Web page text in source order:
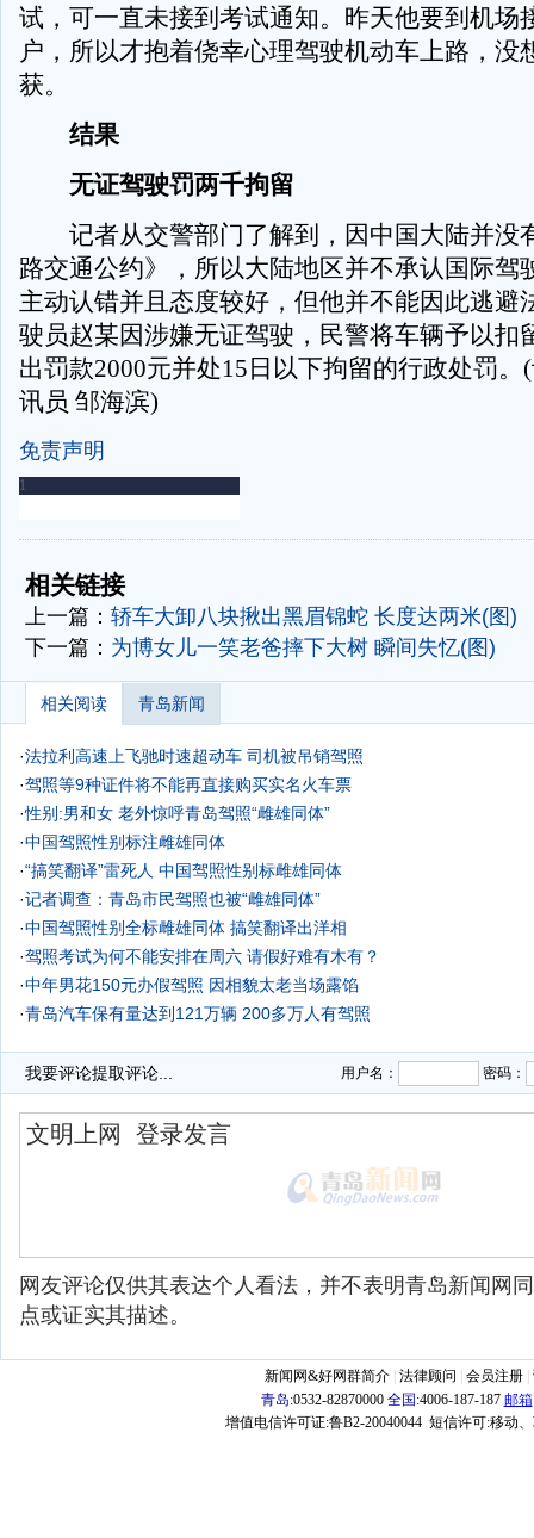
试，可一直未接到考试通知。昨天他要到机场
户，所以才抱着侥幸心理驾驶机动车上路，没
获。
结果
无证驾驶罚两千拘留
记者从交警部门了解到，因中国大陆并没
路交通公约》，所以大陆地区并不承认国际驾
主动认错并且态度较好，但他并不能因此逃避
驶员赵某因涉嫌无证驾驶，民警将车辆予以扣
出罚款2000元并处15日以下拘留的行政处罚。
讯员 邹海滨)
免责声明
-
相关链接
上一篇： 轿车大卸八块揪出黑眉锦蛇 长度达两米(图)
下一篇： 为博女儿一笑老爸摔下大树 瞬间失忆(图)
相关阅读 青岛新闻
·法拉利高速上飞驰时速超动车 司机被吊销驾照
·驾照等9种证件将不能再直接购买实名火车票
·性别:男和女 老外惊呼青岛驾照“雌雄同体”
·中国驾照性别标注雌雄同体
·“搞笑翻译”雷死人 中国驾照性别标雌雄同体
·记者调查：青岛市民驾照也被“雌雄同体”
·中国驾照性别全标雌雄同体 搞笑翻译出洋相
·驾照考试为何不能安排在周六 请假好难有木有？
·中年男花150元办假驾照 因相貌太老当场露馅
·青岛汽车保有量达到121万辆 200多万人有驾照
我要评论提取评论... 用户名： 密码：
网友评论仅供其表达个人看法，并不表明青岛新闻网
点或证实其描述。